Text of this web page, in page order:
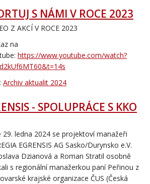
S NÁMI V ROCE 2023
Z AKCÍ V ROCE 2023
na
https://www.youtube.com/watch?
Archiv aktualit 2024
- SPOLUPRÁCE S KKO
29. ledna 2024 se projektoví manažeři
EGRENSIS AG Sasko/Durynsko e.V.
Dzianová a Roman Stratil osobně
s regionální manažerkou paní Peřinou z
krajské organizace ČUS (Česká